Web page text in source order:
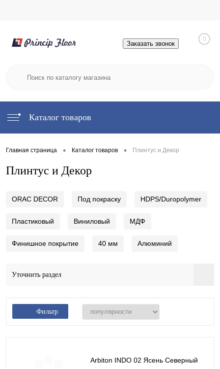
Заказать звонок
0
Каталог товаров
Главная страница • Каталог товаров • Плинтус и Декор
Плинтус и Декор
ORAC DECOR Под покраску HDPS/Duropolymer
Пластиковый Виниловый МДФ
Финишное покрытие 40 мм Алюминий
Уточнить раздел
Фильтр
Arbiton INDO 02 Ясень Северный